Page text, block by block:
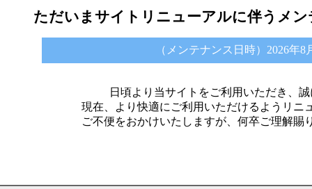
ただいまサイトリニューアルに伴うメ
（メンテナンス日時）2026年8
日頃より当サイトをご利用いただき、
現在、より快適にご利用いただけるようリニ
ご不便をおかけいたしますが、何卒ご理解賜